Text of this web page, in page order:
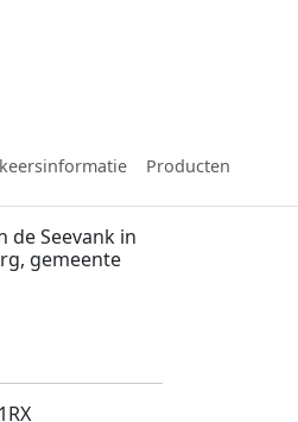
Producten
de Seevank in
gemeente